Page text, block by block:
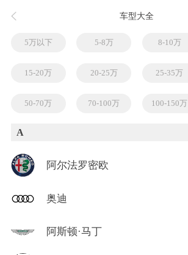
车型大全
5万以下 5-8万 8-10万
15-20万 20-25万 25-35万
50-70万 70-100万 100-150万
A
阿尔法罗密欧
奥迪
阿斯顿·马丁